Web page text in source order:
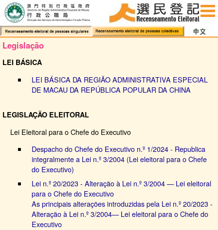
Introdução
Notícia
Regras a Observar
Marcação Prévia para Inscrição
Colectiva
Balcão de atendimento
Actualização dos dados registos
Balcão de atendimento
Serviço de auto-atendimento
Meio electrónico
Legislação
LEI BÁSICA
LEI BÁSICA DA REGIÃO ADMINISTRATIVA ESPECIAL
DE MACAU DA REPÚBLICA POPULAR DA CHINA
LEGISLAÇÃO ELEITORAL
Lei Eleitoral para o Chefe do Executivo
Despacho do Chefe do Executivo n.º 1/2024 - Republica
integralmente a Lei n.º 3/2004 (Lei eleitoral para o Chefe
do Executivo)
Lei n.º 20/2023 - Alteração à Lei n.º 3/2004 — Lei eleitoral
para o Chefe do Executivo
As principais alterações introduzidas pela Lei n.º 20/2023 -
Alteração à Lei n.º 3/2004— Lei eleitoral para o Chefe do
Executivo